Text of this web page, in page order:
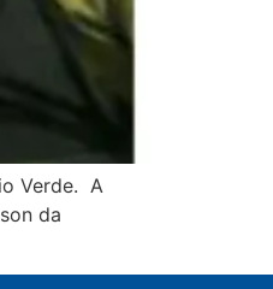
Verde. A
da